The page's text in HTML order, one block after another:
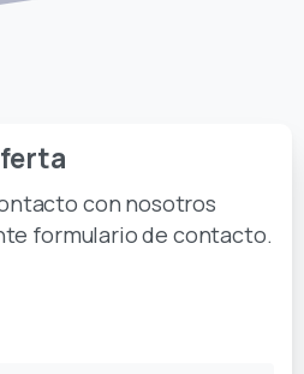
con nosotros
formulario de contacto.